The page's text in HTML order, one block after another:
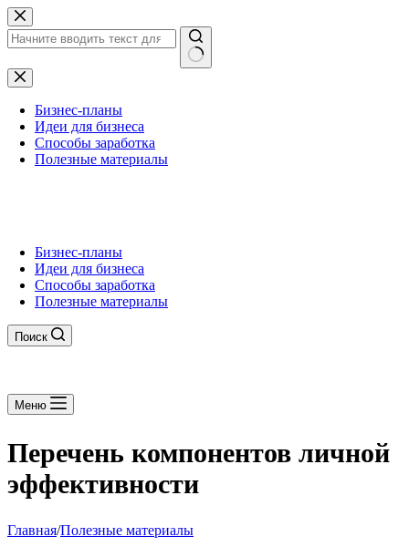
Перейти
к
сути
Ничего
не
найденоБизнес-планы
Идеи для бизнеса
Способы заработка
Полезные материалы
Бизнес-планы
Идеи для бизнеса
Способы заработка
Полезные материалы
Поиск
Меню
Перечень компонентов личной
эффективности
Главная/Полезные материалы